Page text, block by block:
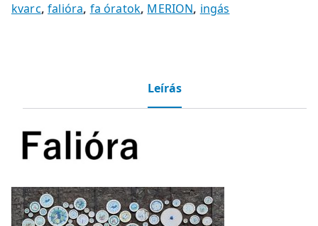
kvarc,falióra, fa óratok, MERION, ingás
Leírás